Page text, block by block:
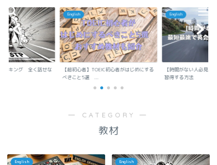
ンキング 全く話せな
English
【超初心者】TOEIC初心者がはじめにする
べきこと5選 ...
English
【時間がない人必見】
習得する方法
― CATEGORY ―
教材
English English